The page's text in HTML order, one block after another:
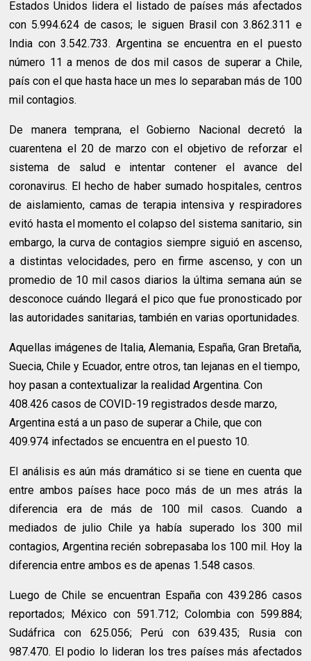
Estados Unidos lidera el listado de países más afectados
con 5.994.624 de casos; le siguen Brasil con 3.862.311 e
India con 3.542.733. Argentina se encuentra en el puesto
número 11 a menos de dos mil casos de superar a Chile,
país con el que hasta hace un mes lo separaban más de 100
mil contagios.
De manera temprana, el Gobierno Nacional decretó la
cuarentena el 20 de marzo con el objetivo de reforzar el
sistema de salud e intentar contener el avance del
coronavirus. El hecho de haber sumado hospitales, centros
de aislamiento, camas de terapia intensiva y respiradores
evitó hasta el momento el colapso del sistema sanitario, sin
embargo, la curva de contagios siempre siguió en ascenso,
a distintas velocidades, pero en firme ascenso, y con un
promedio de 10 mil casos diarios la última semana aún se
desconoce cuándo llegará el pico que fue pronosticado por
las autoridades sanitarias, también en varias oportunidades.
Aquellas imágenes de Italia, Alemania, España, Gran Bretaña,
Suecia, Chile y Ecuador, entre otros, tan lejanas en el tiempo,
hoy pasan a contextualizar la realidad Argentina. Con
408.426 casos de COVID-19 registrados desde marzo,
Argentina está a un paso de superar a Chile, que con
409.974 infectados se encuentra en el puesto 10.
El análisis es aún más dramático si se tiene en cuenta que
entre ambos países hace poco más de un mes atrás la
diferencia era de más de 100 mil casos. Cuando a
mediados de julio Chile ya había superado los 300 mil
contagios, Argentina recién sobrepasaba los 100 mil. Hoy la
diferencia entre ambos es de apenas 1.548 casos.
Luego de Chile se encuentran España con 439.286 casos
reportados; México con 591.712; Colombia con 599.884;
Sudáfrica con 625.056; Perú con 639.435; Rusia con
987.470. El podio lo lideran los tres países más afectados